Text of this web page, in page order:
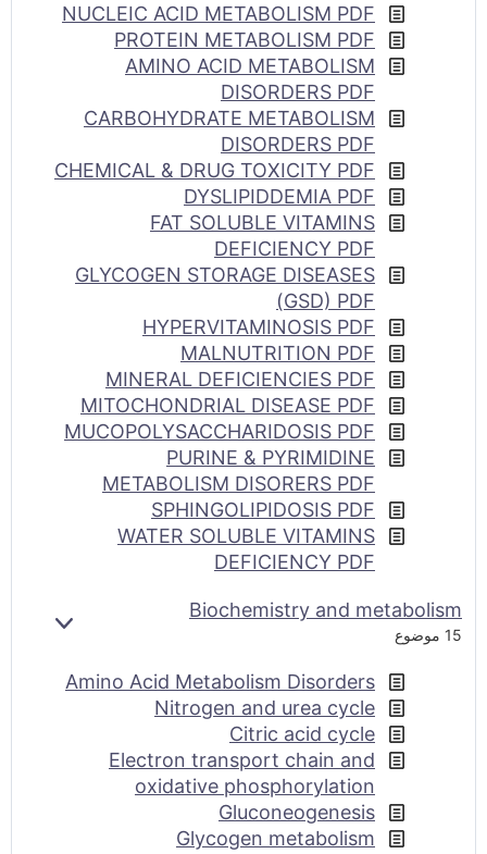
NUCLEIC ACID METABOLISM PDF
PROTEIN METABOLISM PDF
AMINO ACID METABOLISM
DISORDERS PDF
CARBOHYDRATE METABOLISM
DISORDERS PDF
CHEMICAL & DRUG TOXICITY PDF
DYSLIPIDDEMIA PDF
FAT SOLUBLE VITAMINS
DEFICIENCY PDF
GLYCOGEN STORAGE DISEASES
(GSD) PDF
HYPERVITAMINOSIS PDF
MALNUTRITION PDF
MINERAL DEFICIENCIES PDF
MITOCHONDRIAL DISEASE PDF
MUCOPOLYSACCHARIDOSIS PDF
PURINE & PYRIMIDINE
METABOLISM DISORERS PDF
SPHINGOLIPIDOSIS PDF
WATER SOLUBLE VITAMINS
DEFICIENCY PDF
Biochemistry and metabolism
15 موضوع
Amino Acid Metabolism Disorders
Nitrogen and urea cycle
Citric acid cycle
Electron transport chain and
oxidative phosphorylation
Gluconeogenesis
Glycogen metabolism